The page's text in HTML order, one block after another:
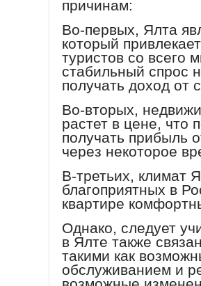
причинам:
Во-первых, Ялта
который
туристов со всего
стабильный спрос
получать доход от
Во-вторых,
растет в цене, что
получать прибыль
через некоторое
В-третьих, климат
благоприятных в
квартире
Однако, следует
в Ялте также
такими как
обслуживанием и